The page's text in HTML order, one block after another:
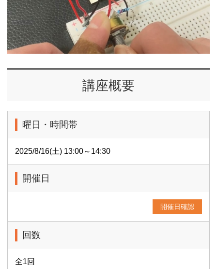
講座概要
曜日・時間帯
2025/8/16(土) 13:00～14:30
開催日
開催日確認
回数
全1回